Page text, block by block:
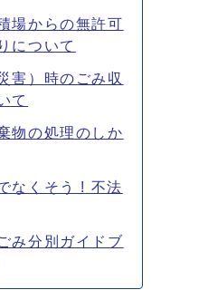
場からの無許可
について
害）時のごみ収
て
物の処理のしか
なくそう ! 不法
み分別ガイドブ